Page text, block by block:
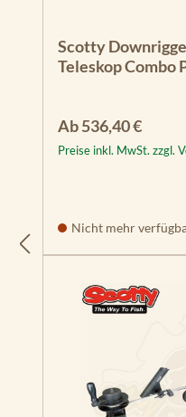
Scotty
Teleskop Combo
Regulärer Preis:
Ab536,40 €
Preise inkl. MwSt. zzgl.
Nicht mehr